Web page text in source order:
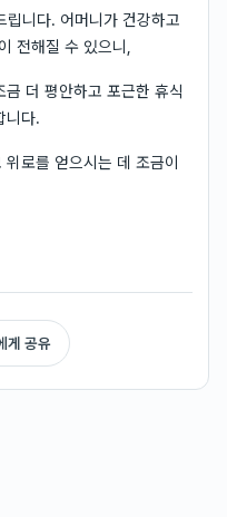
립니다. 어머니가 건강하고
전해질 수 있으니,
더 평안하고 포근한 휴식
니다.
로를 얻으시는 데 조금이
게 공유